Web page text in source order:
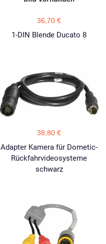
36,70 €
1-DIN Blende Ducato 8
38,80 €
Adapter Kamera für Dometic-
Rückfahrvideosysteme
schwarz